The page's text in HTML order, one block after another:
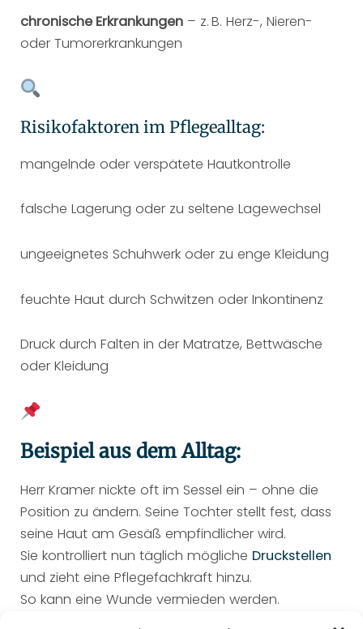
chronische Erkrankungen– z. B. Herz-, Nieren-
oder Tumorerkrankungen
Risikofaktoren im Pflegealltag:
mangelnde oder verspätete Hautkontrolle
falsche Lagerung oder zu seltene Lagewechsel
ungeeignetes Schuhwerk oder zu enge Kleidung
feuchte Haut durch Schwitzen oder Inkontinenz
Druck durch Falten in der Matratze, Bettwäsche
oder Kleidung
Beispiel aus dem Alltag:
Herr Kramer nickte oft im Sessel ein – ohne die
Position zu ändern. Seine Tochter stellt fest, dass
seine Haut am Gesäß empfindlicher wird.
Sie kontrolliert nun täglich mögliche Druckstellen
und zieht eine Pflegefachkraft hinzu.
So kann eine Wunde vermieden werden.